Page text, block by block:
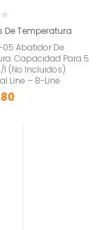
De Temperatura
05 Abatidor De
Capacidad Para 5
1 (No Incluidos)
Line – B-Line